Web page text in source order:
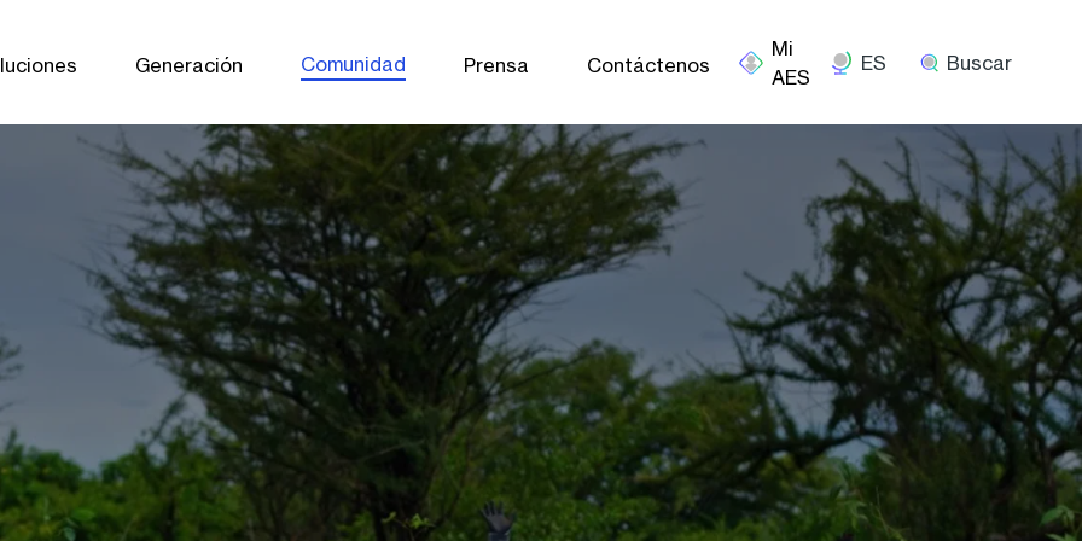
Generación Comunidad Prensa Contáctenos ES Buscar